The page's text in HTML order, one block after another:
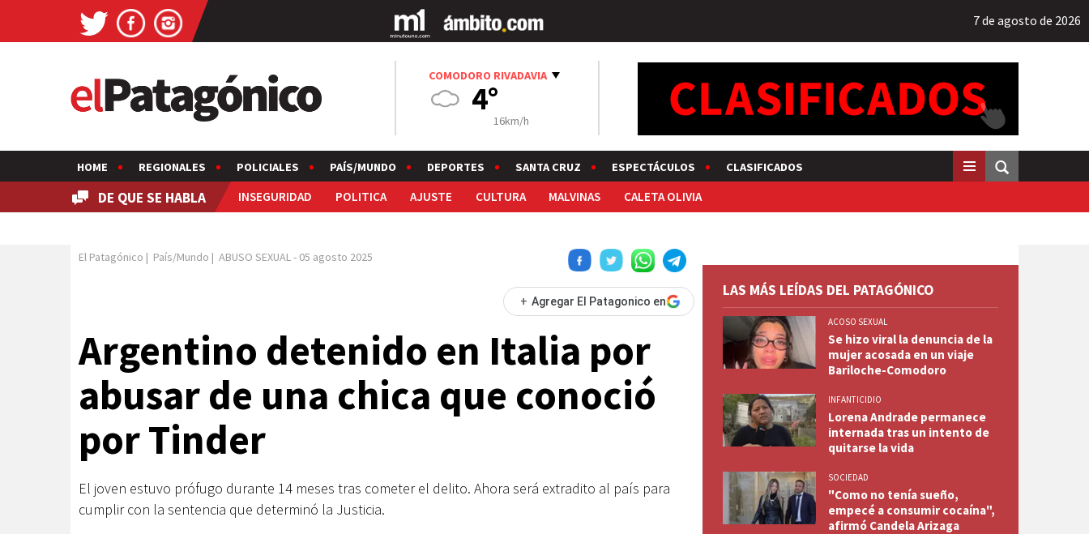
7 de agosto de 2026
COMODORO RIVADAVIA
4°
16km/h
HOME REGIONALES POLICIALES PAÍS/MUNDO DEPORTES SANTA CRUZ ESPECTÁCULOS CLASIFICADOS
DE QUE SE HABLA INSEGURIDAD POLITICA AJUSTE CULTURA MALVINAS CALETA OLIVIA
El Patagónico | País/Mundo | ABUSO SEXUAL- 05 agosto 2025
+ Agregar El Patagonico en
Argentino detenido en Italia por
abusar de una chica que conoció
por Tinder
El joven estuvo prófugo durante 14 meses tras cometer el delito. Ahora será extradito al país para
cumplir con la sentencia que determinó la Justicia.
LAS MÁS LEÍDAS DEL PATAGÓNICO
ACOSO SEXUAL
Se hizo viral la denuncia de la
mujer acosada en un viaje
Bariloche-Comodoro
INFANTICIDIO
Lorena Andrade permanece
internada tras un intento de
quitarse la vida
SOCIEDAD
"Como no tenía sueño,
empecé a consumir cocaína",
afirmó Candela Arizaga